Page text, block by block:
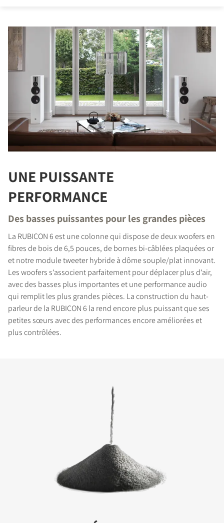
UNE PUISSANTE
PERFORMANCE
Des basses puissantes pour les grandes pièces
La RUBICON 6 est une colonne qui dispose de deux woofers en
fibres de bois de 6,5 pouces, de bornes bi-câblées plaquées or
et notre module tweeter hybride à dôme souple/plat innovant.
Les woofers s‘associent parfaitement pour déplacer plus d‘air,
avec des basses plus importantes et une performance audio
qui remplit les plus grandes pièces. La construction du haut-
parleur de la RUBICON 6 la rend encore plus puissant que ses
petites sœurs avec des performances encore améliorées et
plus contrôlées.